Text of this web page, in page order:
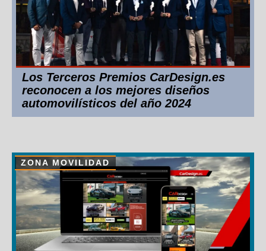
Los Terceros Premios CarDesign.es
reconocen a los mejores diseños
automovilísticos del año 2024
ZONA MOVILIDAD